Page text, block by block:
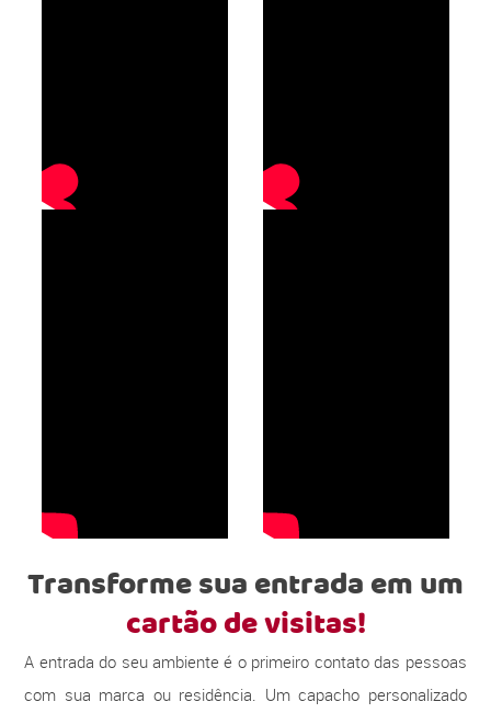
Transforme sua entrada em um
cartão de visitas!
A entrada do seu ambiente é o primeiro contato das pessoas
com sua marca ou residência. Um capacho personalizado